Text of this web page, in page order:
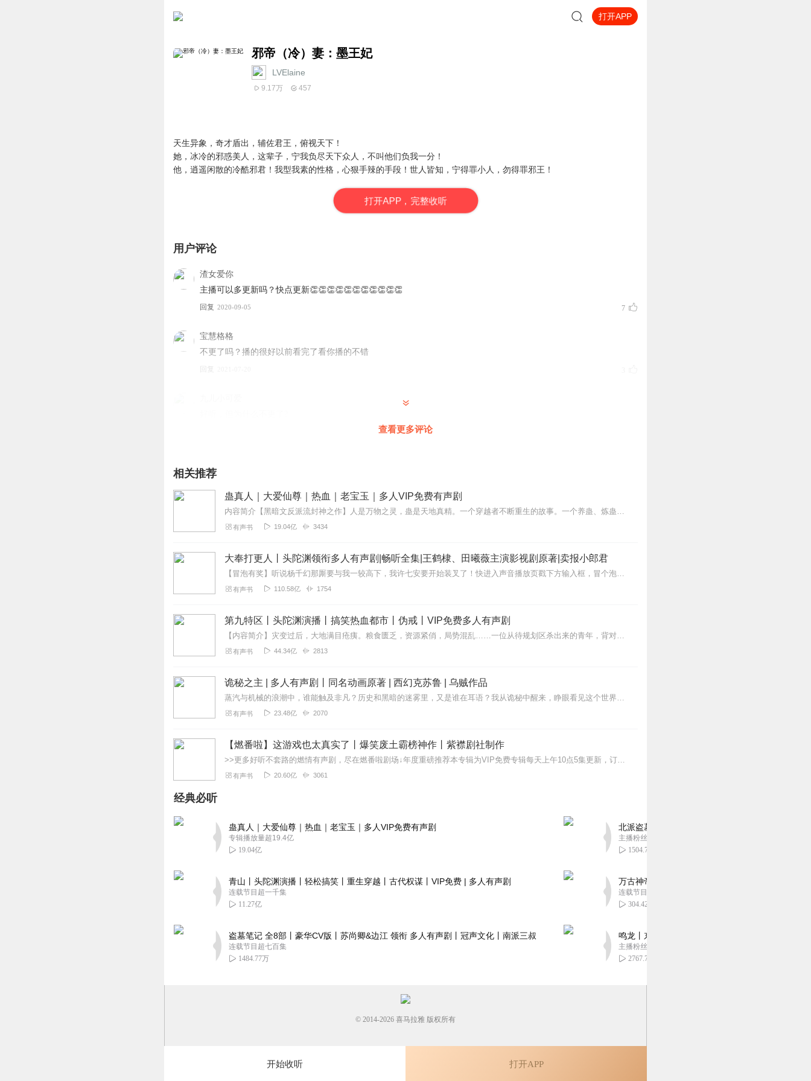
打开APP
邪帝（冷）妻：墨王妃
LVElaine
9.17万 457
天生异象，奇才盾出，辅佐君王，俯视天下！
她，冰冷的邪惑美人，这辈子，宁我负尽天下众人，不叫他们负我一分！
他，逍遥闲散的冷酷邪君！我型我素的性格，心狠手辣的手段！世人皆知，宁得罪小人，勿得罪邪王！
打开APP，完整收听
用户评论
渣女爱你
主播可以多更新吗？快点更新👏👏👏👏👏👏👏👏👏👏👏
回复 2020-09-05 7
宝慧格格
不更了吗？播的很好以前看完了看你播的不错
回复
这个小说很好听，怎么不更了？
2021-01-25
杨悦的妈咪初一11班
2022-09-07
听友281516777
2022-02-11
2022-04-28
1708306vvhv
2022-04-06
听友322352954
回复
听友257326313
很多听。。。主播求更新
查看更多评论
相关推荐
蛊真人｜大爱仙尊｜热血｜老宝玉｜多人VIP免费有声剧
内容简介【黑暗文反派流封神之作】人是万物之灵，蛊是天地真精。一个穿越者不断重生的故事。一个养蛊、炼蛊、用蛊的奇特世界。配音组（男角色）老宝玉旁白...
有声书 19.04亿 3434
大奉打更人丨头陀渊领衔多人有声剧|畅听全集|王鹤棣、田曦薇主演影视剧原著|卖报小郎君
【冒泡有奖】听说杨千幻那厮要与我一较高下，我许七安要开始装叉了！快进入声音播放页戳下方输入框，冒个泡偷偷告诉我，我要用哪些诗词才能胜过他？说得好的，有赏！202...
有声书 110.58亿 1754
第九特区丨头陀渊演播丨搞笑热血都市丨伪戒丨VIP免费多人有声剧
【内容简介】灾变过后，大地满目疮痍。粮食匮乏，资源紧俏，局势混乱……一位从待规划区杀出来的青年，背对着漫天黄沙，孤身来到九区谋生，却不曾想偶然结识三五好友，一念...
有声书 44.34亿 2813
诡秘之主 | 多人有声剧丨同名动画原著 | 西幻克苏鲁 | 乌贼作品
蒸汽与机械的浪潮中，谁能触及非凡？历史和黑暗的迷雾里，又是谁在耳语？我从诡秘中醒来，睁眼看见这个世界：枪械，大炮，巨舰，飞空艇，差分机；魔药，占卜，诅咒，倒吊人...
有声书 23.48亿 2070
【燃番啦】这游戏也太真实了丨爆笑废土霸榜神作丨紫襟剧社制作
>>更多好听不套路的燃情有声剧，尽在燃番啦剧场↓年度重磅推荐本专辑为VIP免费专辑每天上午10点5集更新，订阅可以听到最新内容哦！每周抽一个专辑五星优质评论送...
有声书 20.60亿 3061
经典必听
蛊真人｜大爱仙尊｜热血｜老宝玉｜多人VIP免费有声剧
专辑播放量超19.4亿
19.04亿
青山丨头陀渊演播丨轻松搞笑丨重生穿越丨古代权谋丨VIP免费 | 多人有声剧
连载节目超一千集
11.27亿
盗墓笔记 全8部丨豪华CV版丨苏尚卿&边江 领衔 多人有声剧丨冠声文化丨南派三叔
连载节目超七百集
1484.77万
北派盗墓笔记丨头陀渊出品丨悬疑灵异丨摸金校尉
主播粉丝1659万
1504.70万
万古神帝丨玄幻丨热血丨紫襟团队演播丨多人有声
连载节目超二百集
304.42万
鸣龙丨东方玄幻丨紫襟团队丨轻松搞笑丨多人有声
主播粉丝2836万
2767.78万
开始收听 打开APP
© 2014-2026 喜马拉雅 版权所有